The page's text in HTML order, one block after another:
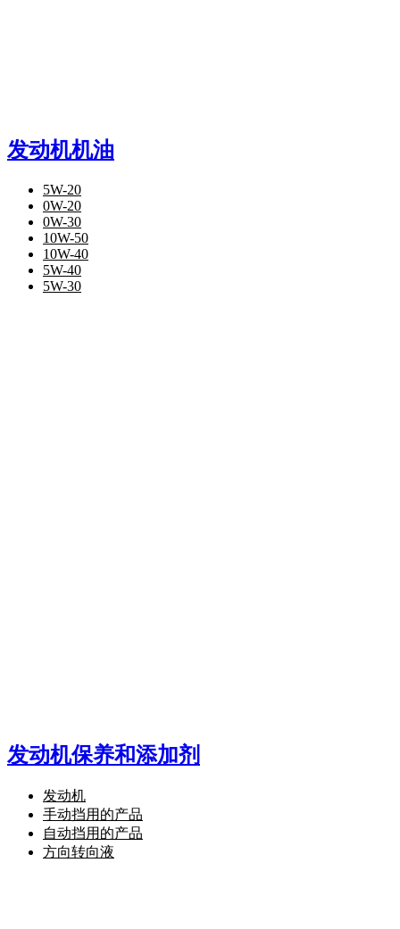
发动机机油
5W-20
0W-20
0W-30
10W-50
10W-40
5W-40
5W-30
发动机保养和添加剂
发动机
手动挡用的产品
自动挡用的产品
方向转向液